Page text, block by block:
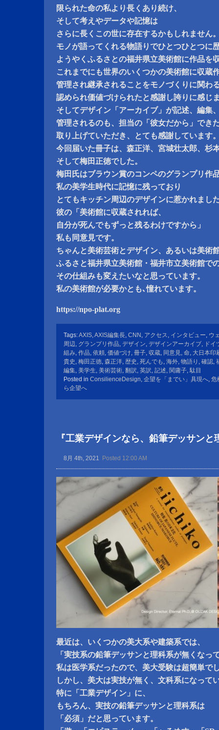
限られた命の私より長くあり続け、
そして考えやデータや記憶は
さらに長くこの世に存在するかもしれません
モノが語ってくれる物語りでひとつひとつに
ようやくふるさとの福井県立美術館に作品を
これまでにも世界のいくつかの美術館に収蔵
管理され継承されることをモノづくりに関わ
認められ価値づけられたと感謝し誇りに感じ
そしてデザイン「アーカイブ」が記述、編集
管理されるのも、担当の「彼女だから」でき
取り上げていただき、とても感謝しています
今回届いた冊子は、森正洋、宮城壮太郎、杉
そして梅田正徳でした。
梅田氏はブラウン賞のコンペのグランプリ作
私の美学生時代に記憶に残っており
とてもキッチン周辺のデザインに惹かれまし
彼の「美術館に収蔵されれば、
自分が死んでもずっと残るわけですから」
私も同意見です。
ちゃんと美術芸術とデザイン、あるいは美術
ふるさと福井県立美術館・福井市立美術館で
その仕組みも変えたいなと思っています。
私の美術館が必要かとも､憧れています。
https://npo-plat.org
Tags:AXIS,AXIS編集長, CNN , アクセス, インタビュー, ウ
周辺, グランプリ作品, デザイン, デザインアーカイブ, ドイ
組み, 作品, 依頼, 価値づけ, 冊子, 収蔵, 同意見, 命, 大日本印
貴史 , 梅田正徳, 森正洋, 歴史 , 死んでも , 海外, 物語り , 確認,
編集, 美学生, 美術芸術, 翻訳, 英訳, 記述, 関庸子,駄目
Posted in ConsilienceDesign, 企望を「までい」具現へ, 危
ら企望へ
『工業デザインなら、鉛筆デッサンと
8月 4th, 2021 Posted 12:00 AM
最近は、いくつかの美大系や建築系では、
「実技系の鉛筆デッサンと理科系が無くなっ
私は医学系だったので、美大受験は超簡単で
しかし、美大は実技が無く、文科系になって
特に「工業デザイン」に、
もちろん、実技の鉛筆デッサンと理科系は
「必須」だと思っています。